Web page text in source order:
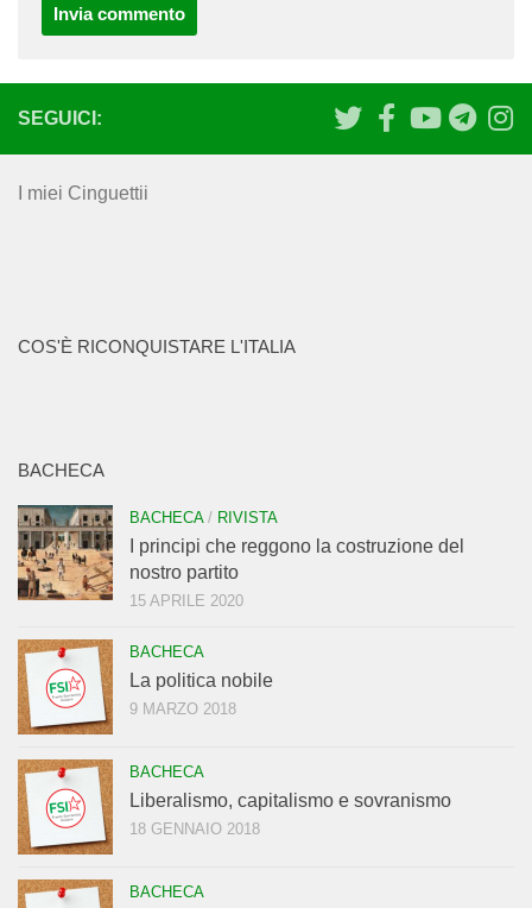
SEGUICI:
I miei Cinguettii
COS'È RICONQUISTARE L'ITALIA
BACHECA
BACHECA/ RIVISTA
I principi che reggono la costruzione del
nostro partito
15 APRILE 2020
BACHECA
La politica nobile
9 MARZO 2018
BACHECA
Liberalismo, capitalismo e sovranismo
18 GENNAIO 2018
BACHECA